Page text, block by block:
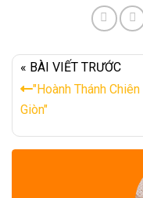
« BÀI VIẾT TRƯỚC
"Hoành Thánh Chiên
Giòn"